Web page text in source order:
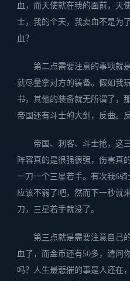
血，而天使就在我的面前，天
士，我的个天，我卖血不是为
血？
第二点需要注意的事项就是
就尽量拿对方的装备。假如我
书，其他的装备就无所谓了，
帝国还有斗士的大剑，反曲。
帝国、刺客、斗士抢，这三
阵容真的是很强很强，伤害真
一刀一个三星若手。有次我6
应该不弱了吧，然而下一秒就
刀，三星若手就没了。
第三点就是需要注意自己的
血了，而金币还有50多，请问
吗？人生最悲催的事是人还在